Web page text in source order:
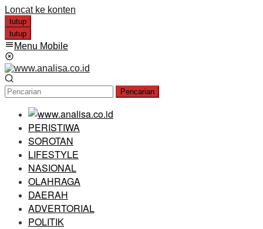
Loncat ke konten
tutup
tutup
Menu Mobile
Pencarian
PERISTIWA
SOROTAN
LIFESTYLE
NASIONAL
OLAHRAGA
DAERAH
ADVERTORIAL
POLITIK